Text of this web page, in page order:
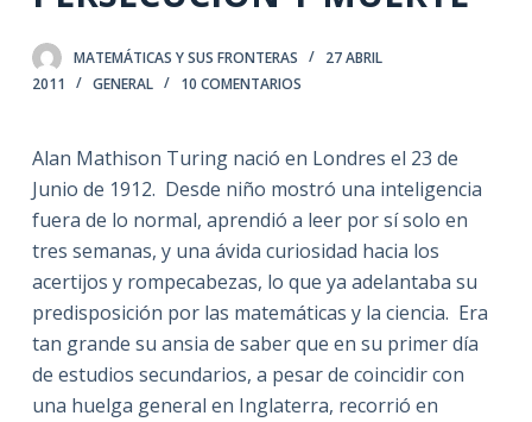
e
n
d
o
MATEMÁTICAS Y SUS FRONTERAS
27 ABRIL
2011
GENERAL 10 COMENTARIOS
Alan Mathison Turing nació en Londres el 23 de
Junio de 1912. Desde niño mostró una inteligencia
fuera de lo normal, aprendió a leer por sí solo en
tres semanas, y una ávida curiosidad hacia los
acertijos y rompecabezas, lo que ya adelantaba su
predisposición por las matemáticas y la ciencia. Era
tan grande su ansia de saber que en su primer día
de estudios secundarios, a pesar de coincidir con
una huelga general en Inglaterra, recorrió en